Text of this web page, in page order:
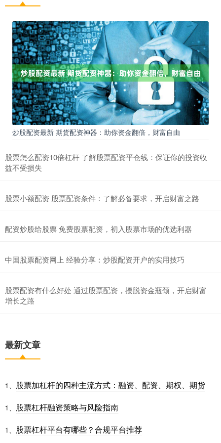
炒股配资最新 期货配资神器：助你资金翻倍，财富自由
股票怎么配资10倍杠杆 了解股票配资平仓线：保证你的投资收
益不受损失
股票小额配资 股票配资条件：了解必备要求，开启财富之路
配资炒股给股票 免费股票配资，初入股票市场的优选利器
中国股票配资网上 经验分享：炒股配资开户的实用技巧
股票配资有什么好处 通过股票配资，摆脱资金瓶颈，开启财富
增长之路
最新文章
1、 股票加杠杆的四种主流方式：融资、配资、期权、期货
1、 股票杠杆融资策略与风险指南
1、 股票杠杆平台有哪些？合规平台推荐